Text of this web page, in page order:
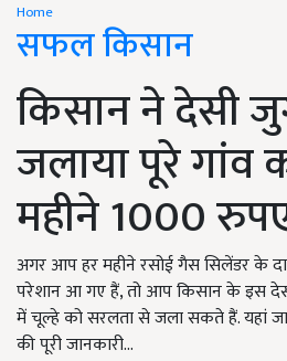
Home
सफल किसान
किसान ने देसी
जलाया पूरे गांव
महीने 1000
अगर आप हर महीने रसोई गैस सिलेंडर के
परेशान आ गए हैं, तो आप किसान के इस
में चूल्हे को सरलता से जला सकते हैं. यहां
की पूरी जानकारी...